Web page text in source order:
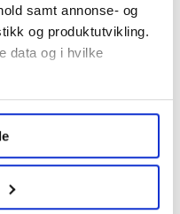
samt annonse- og
og produktutvikling.
data og i hvilke
dine personlige
velge hvordan de skal
trekke tilbake ditt
yrkeskarrieren
30 år siden, sier